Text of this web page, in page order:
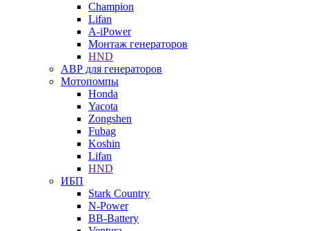
Champion
Lifan
A-iPower
Монтаж генераторов
HND
АВР для генераторов
Мотопомпы
Honda
Yacota
Zongshen
Fubag
Koshin
Lifan
HND
ИБП
Stark Country
N-Power
BB-Battery